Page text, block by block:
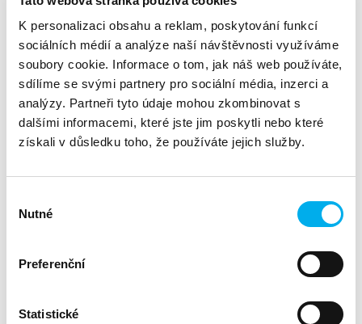
K personalizaci obsahu a reklam, poskytování funkcí
sociálních médií a analýze naší návštěvnosti využíváme
soubory cookie. Informace o tom, jak náš web používáte,
sdílíme se svými partnery pro sociální média, inzerci a
analýzy. Partneři tyto údaje mohou zkombinovat s
dalšími informacemi, které jste jim poskytli nebo které
získali v důsledku toho, že používáte jejich služby.
souhlasu
Nutné
Preferenční
Statistické
Salzburger Sportwelt Amadé. Salzburger Sportwelt Amadé je
jeden z nejdynamičtějších regionů v Alpách s velkým počtem
nejmodernějších lanovek a vleků. Nabízí rozmanitou nabídkou
sjezdovek s tradičními horskými chatami a hotely. Salzburger
Sportwelt Amadé můžeme pro přehlednost rozdělit do pěti
lyžařských regionů: Radstadt-Altenmarkt, Eben im Pongau,
Filzmoos, Flachau-Wagrain-St.Johann a Zauchensee-
Flachauwinkel-Kleinarl. Každý lyžař si v oblasti Salzburger
Sportwelt Amadé najde pro sebe tu vhodnou sjezdovku.
Salzburger Sportwelt Amadé připravil mírné svahy pro
sjezdy hlubokým sněhem pro milovníky freeride jízdy. Velkou
předností jsou bezesporu i moderní sněhová děla, která
prodlužují lyžařskou sezonu v oblasti Salzburger Sportwelt
VŠEOBECNÁ PRAVIDLA
Podmínky:Měřeným ukazatelem je celkový obrat u divize